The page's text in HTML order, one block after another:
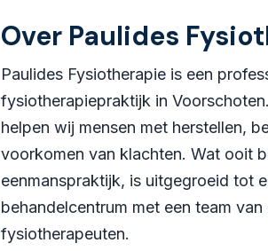
Over Paulides
Paulides Fysiotherapie is een
fysiotherapiepraktijk in
helpen wij mensen met herstellen,
voorkomen van klachten. Wat ooit
eenmanspraktijk, is uitgegroeid tot
behandelcentrum met een team
fysiotherapeuten.